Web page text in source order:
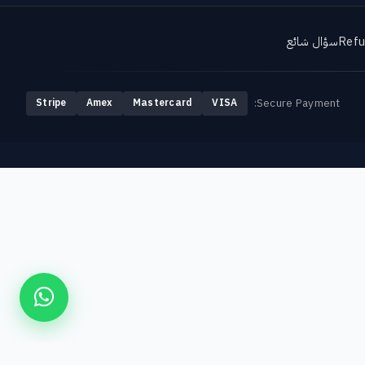
سؤال شائع
Secure Payment:
VISA
Mastercard
Amex
Stripe